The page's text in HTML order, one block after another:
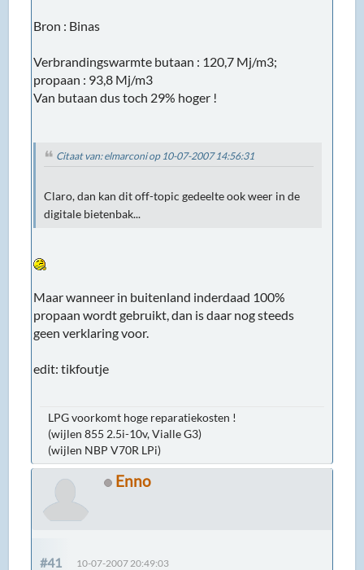
Bron : Binas
Verbrandingswarmte butaan : 120,7 Mj/m3;
propaan : 93,8 Mj/m3
Van butaan dus toch 29% hoger !
Citaat van: elmarconi op 10-07-2007 14:56:31
Claro, dan kan dit off-topic gedeelte ook weer in de
digitale bietenbak...
Maar wanneer in buitenland inderdaad 100%
propaan wordt gebruikt, dan is daar nog steeds
geen verklaring voor.
edit: tikfoutje
LPG voorkomt hoge reparatiekosten !
(wijlen 855 2.5i-10v, Vialle G3)
(wijlen NBP V70R LPi)
Enno
#41 10-07-2007 20:49:03